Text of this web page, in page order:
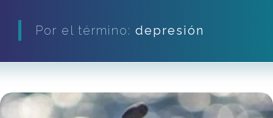
Por el término: depresión